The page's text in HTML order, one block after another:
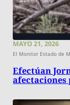
MAYO 21, 2026
El Monitor Estado de
Efectúan
afectaciones